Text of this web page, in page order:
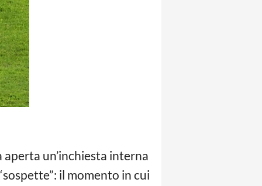
un’inchiesta interna
il momento in cui